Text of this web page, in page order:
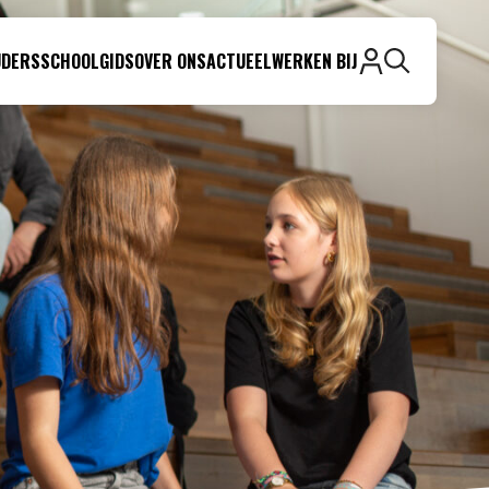
SCHOOLGIDSOVER ONSACTUEELWERKEN BIJ
Zoeken